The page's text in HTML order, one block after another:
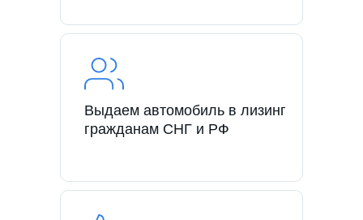
Выдаем автомобиль в лизинг
гражданам СНГ и РФ